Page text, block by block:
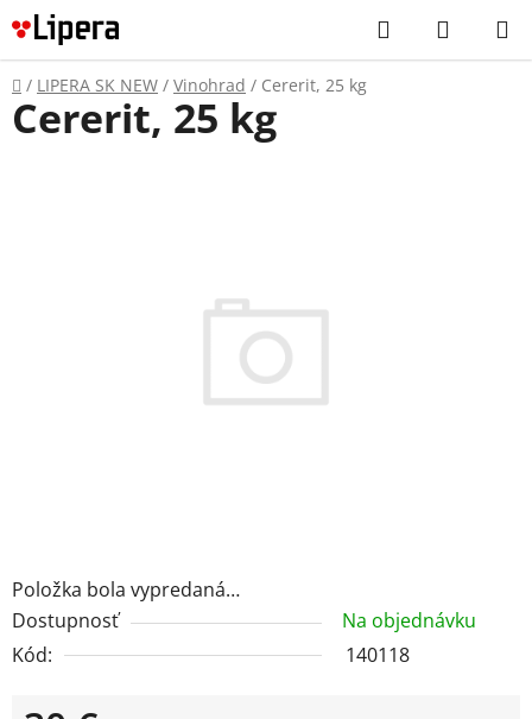
Prejsť
na
obsah
Hľadať
KOŠÍK
Domov
/ LIPERA SK NEW / Vinohrad / Cererit, 25 kg
Položka bola vypredaná…
Dostupnosť
Na objednávku
Kód:
140118
Cererit, 25 kg